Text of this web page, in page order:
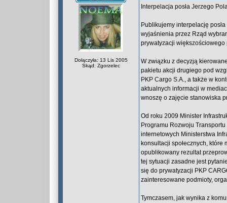
Dołączyła: 13 Lis 2005
Skąd: Zgorzelec
Interpelacja posła Jerzego
Publikujemy interpelację
wyjaśnienia przez Rząd
prywatyzacji większościowego
W związku z decyzją
pakietu akcji drugiego pod
PKP Cargo S.A., a także w
aktualnych informacji w
wnoszę o zajęcie stanowiska
Od roku 2009 Minister
Programu Rozwoju
internetowych Ministerstwa
konsultacji społecznych, które
opublikowany rezultat
tej sytuacji zasadne jest
się do prywatyzacji PKP
zainteresowane podmioty,
Tymczasem, jak wynika z